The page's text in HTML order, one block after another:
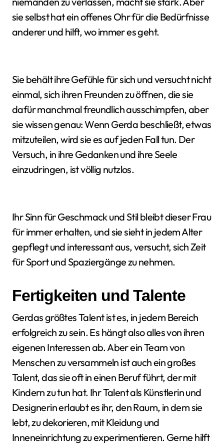
sie selbst hat ein offenes Ohr für die Bedürfnisse
anderer und hilft, wo immer es geht.
Sie behält ihre Gefühle für sich und versucht nicht
einmal, sich ihren Freunden zu öffnen, die sie
dafür manchmal freundlich ausschimpfen, aber
sie wissen genau: Wenn Gerda beschließt, etwas
mitzuteilen, wird sie es auf jeden Fall tun. Der
Versuch, in ihre Gedanken und ihre Seele
einzudringen, ist völlig nutzlos.
Ihr Sinn für Geschmack und Stil bleibt dieser Frau
für immer erhalten, und sie sieht in jedem Alter
gepflegt und interessant aus, versucht, sich Zeit
für Sport und Spaziergänge zu nehmen.
Fertigkeiten und Talente
Gerdas größtes Talent ist es, in jedem Bereich
erfolgreich zu sein. Es hängt also alles von ihren
eigenen Interessen ab. Aber ein Team von
Menschen zu versammeln ist auch ein großes
Talent, das sie oft in einen Beruf führt, der mit
Kindern zu tun hat. Ihr Talent als Künstlerin und
Designerin erlaubt es ihr, den Raum, in dem sie
lebt, zu dekorieren, mit Kleidung und
Inneneinrichtung zu experimentieren. Gerne hilft